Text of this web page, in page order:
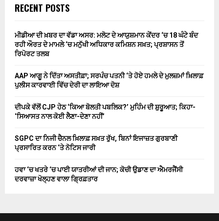
RECENT POSTS
ਮੀਡੀਆ ਦੀ ਖ਼ਬਰ ਦਾ ਵੱਡਾ ਅਸਰ: ਮਲੋਟ ਦੇ ਆਯੁਸ਼ਮਾਨ ਕੇਂਦਰ ‘ਚ 18 ਘੰਟੇ ਬੰਦ
ਰਹੀ ਔਰਤ ਦੇ ਮਾਮਲੇ ‘ਚ ਮਨੁੱਖੀ ਅਧਿਕਾਰ ਕਮਿਸ਼ਨ ਸਖ਼ਤ; ਪ੍ਰਸ਼ਾਸਨ ਤੋਂ
ਰਿਪੋਰਟ ਤਲਬ
AAP ਆਗੂ ਨੇ ਦਿੱਤਾ ਅਸਤੀਫ਼ਾ; ਸਰਪੰਚ ਪਤਨੀ ‘ਤੇ ਹੋਏ ਹਮਲੇ ਦੇ ਮੁਲਜ਼ਮਾਂ ਖ਼ਿਲਾਫ਼
ਪੁਲੀਸ ਕਾਰਵਾਈ ਵਿੱਚ ਦੇਰੀ ਦਾ ਲਾਇਆ ਦੋਸ਼
ਦੀਪਕੇ ਵੱਲੋਂ CJP ਹੇਠ ‘ਕਿਆ ਬੋਲਤੀ ਪਬਲਿਕ?’ ਮੁਹਿੰਮ ਦੀ ਸ਼ੁਰੂਆਤ; ਕਿਹਾ-
‘ਸਿਆਸਤ ਨਾਲ ਕੋਈ ਲੈਣਾ-ਦੇਣਾ ਨਹੀਂ’
SGPC ਦਾ ਨਿਜੀ ਚੈਨਲ ਖ਼ਿਲਾਫ਼ ਸਖ਼ਤ ਰੁੱਖ, ਬਿਨਾਂ ਇਜਾਜ਼ਤ ਗੁਰਬਾਣੀ
ਪ੍ਰਸਾਰਿਤ ਕਰਨ ‘ਤੇ ਨੋਟਿਸ ਜਾਰੀ
ਹਵਾ ‘ਚ ਖਤਰੇ ‘ਚ ਪਾਈ ਯਾਤਰੀਆਂ ਦੀ ਜਾਨ; ਕੋਚੀ ਉਡਾਣ ਦਾ ਐਮਰਜੈਂਸੀ
ਦਰਵਾਜ਼ਾ ਖੋਲ੍ਹਣ ਵਾਲਾ ਗ੍ਰਿਫ਼ਤਾਰ